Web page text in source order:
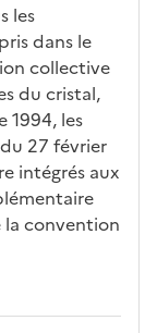
les
dans le
collective
du cristal,
1994, les
27 février
intégrés aux
la convention